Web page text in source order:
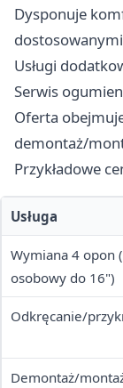
Dysponuje
Usługi
Serwis
Oferta
demontaż/
Przykładowe
Usługa
Wymiana 4 opon
osobowy do 16")
Odkręcanie/
Demontaż/